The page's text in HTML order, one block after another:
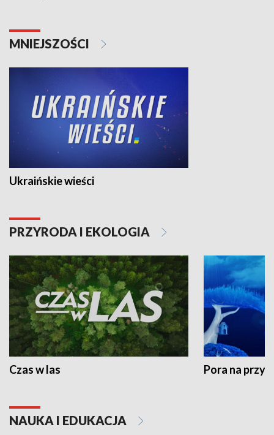
MNIEJSZOŚCI
Ukraińskie wieści
PRZYRODA I EKOLOGIA
Czas w las Pora na
NAUKA I EDUKACJA